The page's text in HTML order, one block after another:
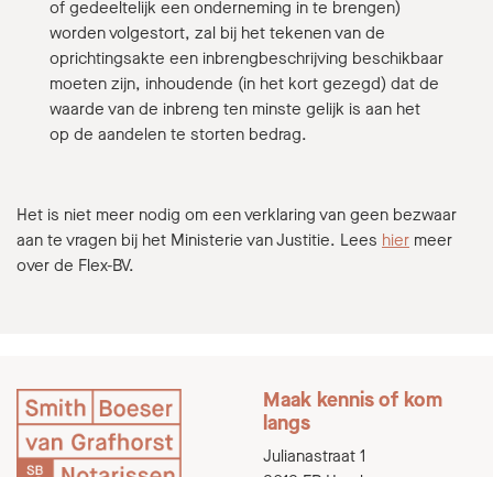
of gedeelte­lijk een onderneming in te brengen)
worden volgestort, zal bij het tekenen van de
oprichtingsakte een inbrengbeschrijving beschikbaar
moeten zijn, inhoudende (in het kort gezegd) dat de
waarde van de inbreng ten minste gelijk is aan het
op de aandelen te storten bedrag.
Het is niet meer nodig om een verklaring van geen bezwaar
aan te vragen bij het Ministerie van Justitie. Lees hier meer
over de Flex-BV.
Maak kennis of kom
langs
Julianastraat 1